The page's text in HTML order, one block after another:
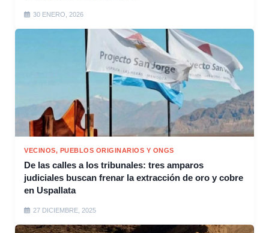
30 ENERO, 2026
VECINOS, PUEBLOS ORIGINARIOS Y ONGS
De las calles a los tribunales: tres amparos
judiciales buscan frenar la extracción de oro y cobre
en Uspallata
27 DICIEMBRE, 2025